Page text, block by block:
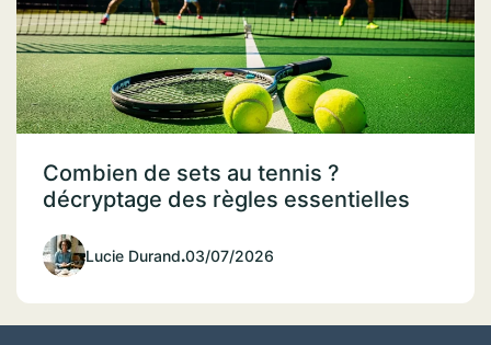
Combien de sets au tennis ?
décryptage des règles essentielles
Lucie Durand.03/07/2026